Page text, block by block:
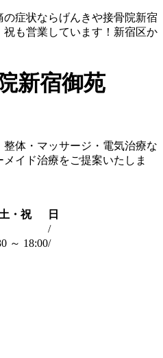
症状ならげんきや接骨院新宿
も営業しています！新宿区か
新宿御苑
体・マッサージ・電気治療な
イド治療をご提案いたしま
土・祝
日
/
～ 18:00/